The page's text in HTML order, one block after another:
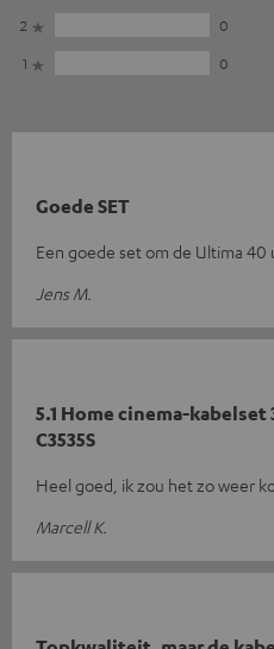
2
0
1
0
Goede SET
Een goede set om de Ultima 40
Jens M.
5.1 Home cinema-kabelset
C3535S
Heel goed, ik zou het zo weer
Marcell K.